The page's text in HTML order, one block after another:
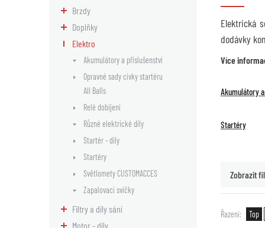
Brzdy
Doplňky
Elektro
Akumulátory a příslušenství
Opravné sady cívky startéru
All Balls
Relé dobíjení
Různé elektrické díly
Startér - díly
Startéry
Světlomety CUSTOMACCES
Zapalovací svíčky
Filtry a díly sání
Motor - díly
Elektrická
dodávky
Více
Akumulátory
Startéry
Zobrazit
Řazení Top